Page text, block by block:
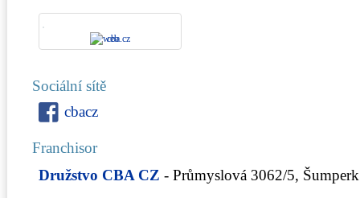
cba.cz
Sociální sítě
cbacz
Franchisor
Družstvo CBA CZ - Průmyslová 3062/5, Šumperk